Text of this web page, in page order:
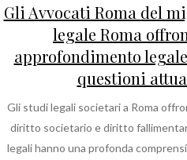
Gli Avvocati Roma del
legale Roma
approfondimento
questioni
Gli studi legali societari a Roma
diritto societario e diritto
legali hanno una profonda